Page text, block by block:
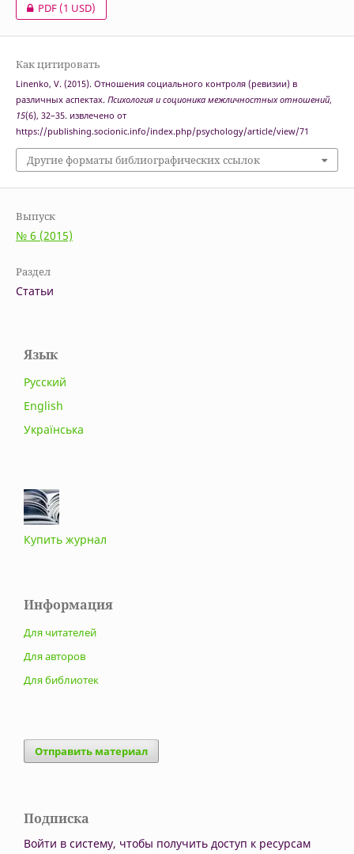
PDF(1 USD)
Как цитировать
Linenko, V. (2015). Отношения социального контроля (ревизии) в
различных аспектах. Психология и соционика межличностных отношений,
15(6), 32–35. извлечено от
https://publishing.socionic.info/index.php/psychology/article/view/71
Другие форматы библиографических ссылок
Выпуск
№ 6 (2015)
Раздел
Статьи
Язык
Русский
English
Українська
Купить журнал
Информация
Для читателей
Для авторов
Для библиотек
Отправить материал
Подписка
Войти в систему, чтобы получить доступ к ресурсам